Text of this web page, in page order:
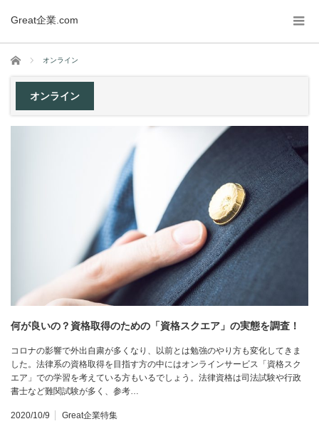
Great企業.com
ホーム オンライン
オンライン
何が良いの？資格取得のための「資格スクエア」の実態を調査！
コロナの影響で外出自粛が多くなり、以前とは勉強のやり方も変化してきま
した。法律系の資格取得を目指す方の中にはオンラインサービス「資格スク
エア」での学習を考えている方もいるでしょう。法律資格は司法試験や行政
書士など難関試験が多く、参考…
2020/10/9 Great企業特集